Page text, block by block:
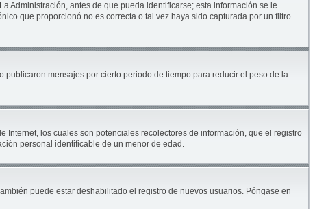
Administración, antes de que pueda identificarse; esta información se le
que proporcionó no es correcta o tal vez haya sido capturada por un filtro
mensajes por cierto periodo de tiempo para reducir el peso de la
Internet, los cuales son potenciales recolectores de información, que el registro
personal identificable de un menor de edad.
puede estar deshabilitado el registro de nuevos usuarios. Póngase en